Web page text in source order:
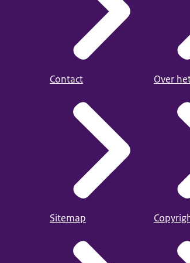
Contact
Sitemap
Over